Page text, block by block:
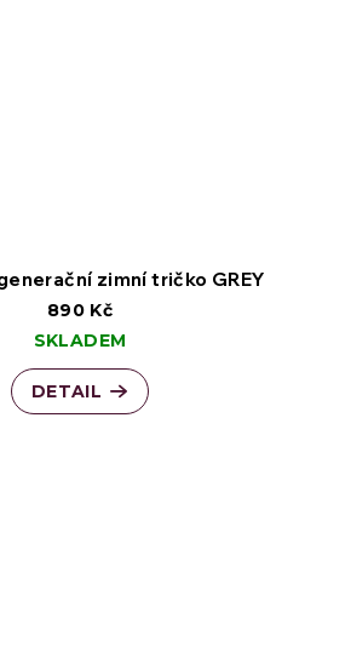
zimní tričko GREY
890 Kč
SKLADEM
DETAIL